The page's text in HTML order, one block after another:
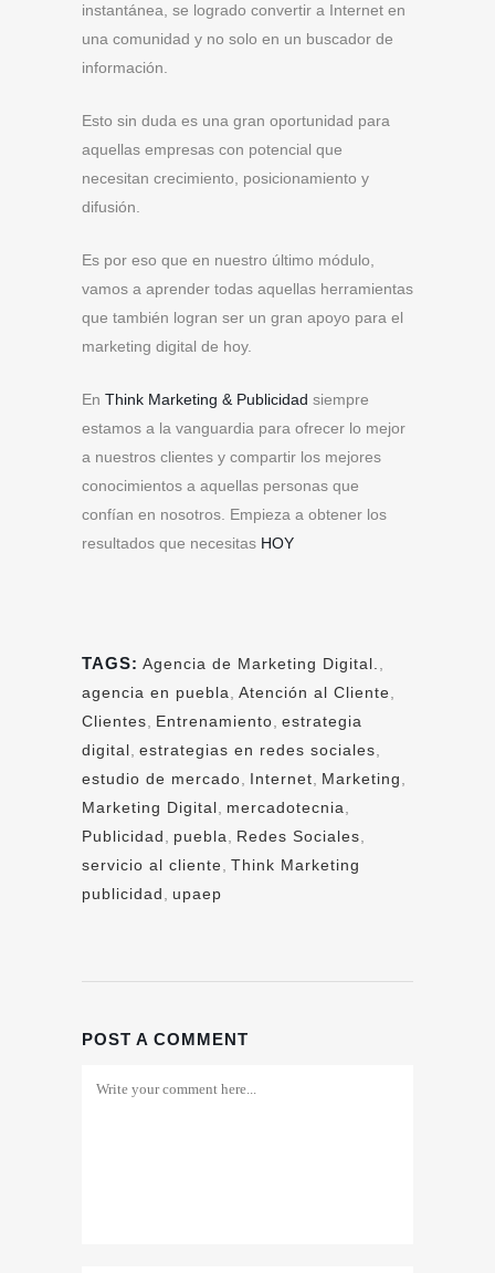
instantánea, se logrado convertir a Internet en
una comunidad y no solo en un buscador de
información.
Esto sin duda es una gran oportunidad para
aquellas empresas con potencial que
necesitan crecimiento, posicionamiento y
difusión.
Es por eso que en nuestro último módulo,
vamos a aprender todas aquellas herramientas
que también logran ser un gran apoyo para el
marketing digital de hoy.
En Think Marketing & Publicidad siempre
estamos a la vanguardia para ofrecer lo mejor
a nuestros clientes y compartir los mejores
conocimientos a aquellas personas que
confían en nosotros. Empieza a obtener los
resultados que necesitas HOY
TAGS: Agencia de Marketing Digital.
agencia en puebla
Atención al Cliente
Clientes
Entrenamiento estrategia
digital estrategias en redes sociales
estudio de mercado
Internet Marketing
Marketing Digital
mercadotecnia
Publicidad
puebla Redes Sociales
servicio al cliente Think Marketing
publicidad
upaep
POST A COMMENT